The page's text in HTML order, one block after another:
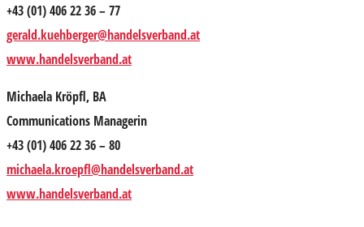
+43 (01) 406 22 36 – 77
gerald.kuehberger@handelsverband.at
www.handelsverband.at
Michaela Kröpfl, BA
Communications Managerin
+43 (01) 406 22 36 – 80
michaela.kroepfl@handelsverband.at
www.handelsverband.at